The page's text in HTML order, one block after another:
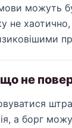
можуть
не хаотично,
не
а борг